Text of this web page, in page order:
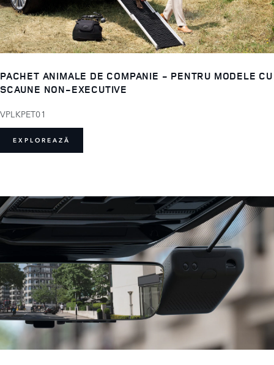
PACHET ANIMALE DE COMPANIE - PENTRU MODELE CU
SCAUNE NON-EXECUTIVE
VPLKPET01
EXPLOREAZĂ